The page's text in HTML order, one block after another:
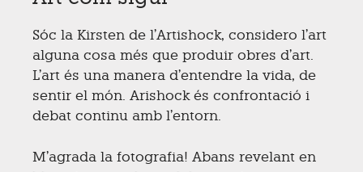
Sóc la Kirsten de l’Artishock, considero l’art
alguna cosa més que produir obres d’art.
L’art és una manera d’entendre la vida, de
sentir el món. Arishock és confrontació i
debat continu amb l’entorn.
M’agrada la fotografia! Abans revelant en